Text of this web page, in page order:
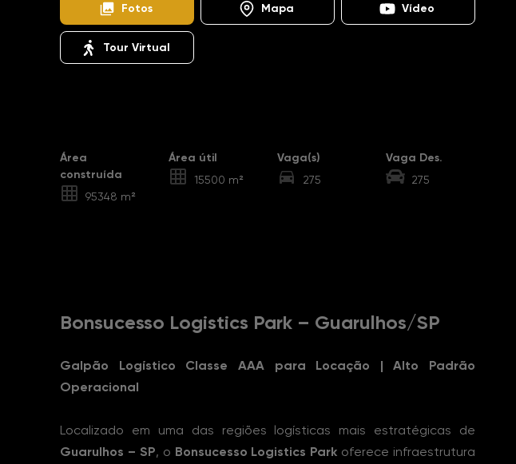
Fotos Mapa Vídeo
Tour Virtual
Área
construída
95348 m²
Área útil
15500 m²
Vaga(s)
275
Vaga Des.
275
Bonsucesso Logistics Park – Guarulhos/SP
Galpão Logístico Classe AAA para Locação | Alto Padrão
Operacional
Localizado em uma das regiões logísticas mais estratégicas de
Guarulhos – SP, o Bonsucesso Logistics Park oferece infraestrutura